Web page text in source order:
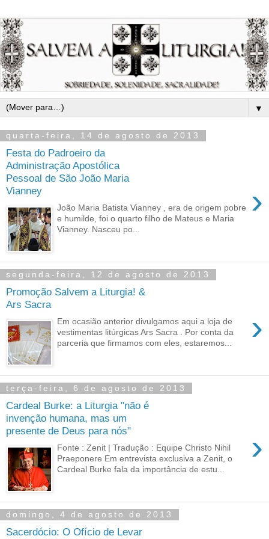
▼
quarta-feira, 14 de agosto de 2013
Festa do Padroeiro da
Administração Apostólica
Pessoal de São João Maria
Vianney
›
João Maria Batista Vianney , era de origem pobre
e humilde, foi o quarto filho de Mateus e Maria
Vianney. Nasceu po...
segunda-feira, 12 de agosto de 2013
Promoção Salvem a Liturgia! &
Ars Sacra
›
Em ocasião anterior divulgamos aqui a loja de
vestimentas litúrgicas Ars Sacra . Por conta da
parceria que firmamos com eles, estaremos...
terça-feira, 6 de agosto de 2013
Cardeal Burke: a Liturgia "não é
invenção humana, mas um
presente de Deus para nós"
›
Fonte : Zenit | Tradução : Equipe Christo Nihil
Praeponere Em entrevista exclusiva a Zenit, o
Cardeal Burke fala da importância de estu...
domingo, 4 de agosto de 2013
Sacerdócio: O Ofício de Levar